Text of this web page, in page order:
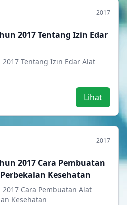
2017
2017 Tentang Izin Edar
2017 Tentang Izin Edar Alat
Lihat
2017
2017 Cara Pembuatan
Kesehatan
Cara Pembuatan Alat
Kesehatan